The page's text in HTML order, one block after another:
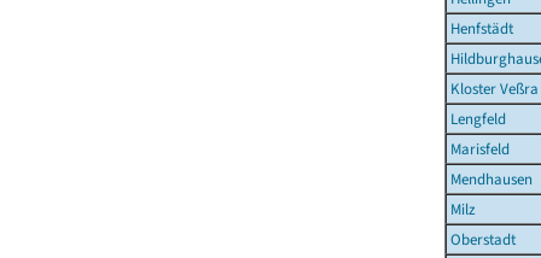
Henfstädt
Kloster Veßra
Lengfeld
Marisfeld
Mendhausen
Milz
Oberstadt